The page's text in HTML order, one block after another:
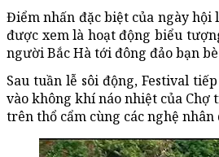
Điểm nhấn đặc biệt của ngày hội
được xem là hoạt động biểu
người Bắc Hà tới đông đảo bạn
Sau tuần lễ sôi động, Festival
vào không khí náo nhiệt của Chợ
trên thổ cẩm cùng các nghệ nhân